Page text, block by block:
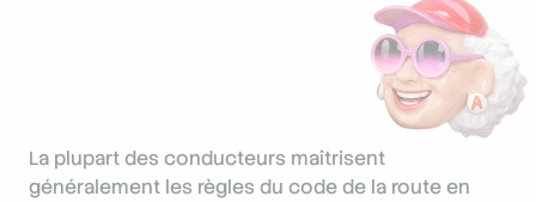
La plupart des conducteurs maîtrisent
généralement les règles du code de la route en